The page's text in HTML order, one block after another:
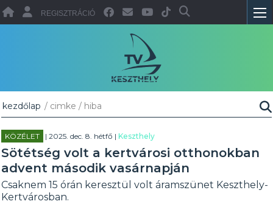
REGISZTRÁCIÓ
kezdőlap / cimke / hiba
KÖZÉLET | 2025. dec. 8. hétfő |Keszthely
Sötétség volt a kertvárosi otthonokban
advent második vasárnapján
Csaknem 15 órán keresztül volt áramszünet Keszthely-
Kertvárosban.